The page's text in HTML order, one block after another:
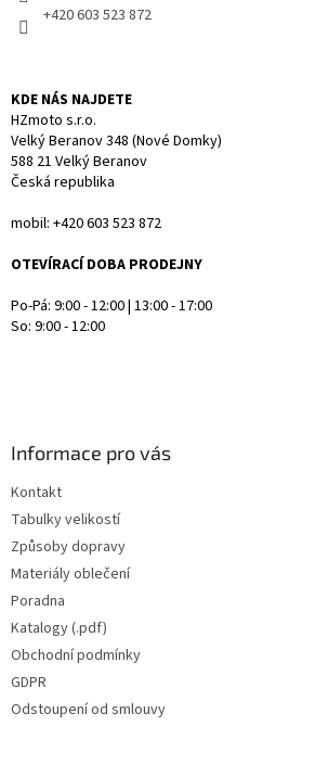
+420 603 523 872
KDE NÁS NAJDETE
HZmoto s.r.o.
Velký Beranov 348 (Nové Domky)
588 21 Velký Beranov
Česká republika
mobil: +420 603 523 872
OTEVÍRACÍ DOBA PRODEJNY
Po-Pá: 9:00 - 12:00 | 13:00 - 17:00
So: 9:00 - 12:00
Informace pro vás
Kontakt
Tabulky velikostí
Způsoby dopravy
Materiály oblečení
Poradna
Katalogy (.pdf)
Obchodní podmínky
GDPR
Odstoupení od smlouvy